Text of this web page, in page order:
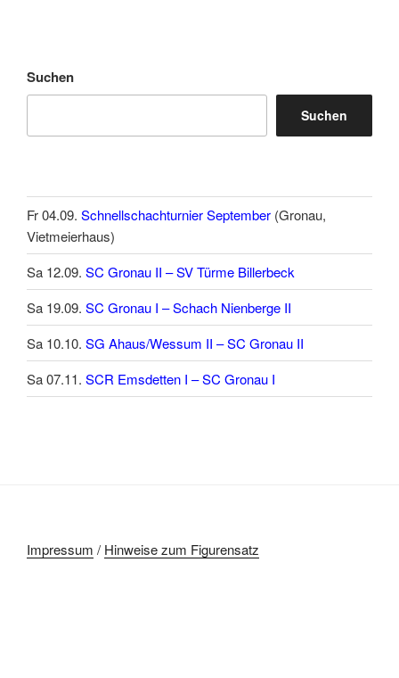
Suchen
Suchen
Fr 04.09. Schnellschachturnier September (Gronau,
Vietmeierhaus)
Sa 12.09. SC Gronau II – SV Türme Billerbeck
Sa 19.09. SC Gronau I – Schach Nienberge II
Sa 10.10. SG Ahaus/Wessum II – SC Gronau II
Sa 07.11. SCR Emsdetten I – SC Gronau I
Impressum / Hinweise zum Figurensatz